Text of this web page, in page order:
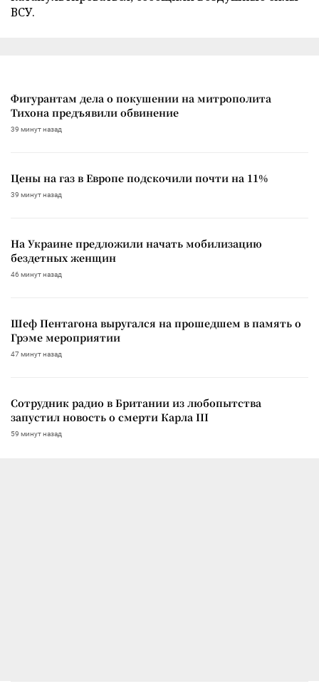
ВСУ.
Фигурантам дела о покушении на митрополита
Тихона предъявили обвинение
39 минут назад
Цены на газ в Европе подскочили почти на 11%
39 минут назад
На Украине предложили начать мобилизацию
бездетных женщин
46 минут назад
Шеф Пентагона выругался на прошедшем в память о
Грэме мероприятии
47 минут назад
Сотрудник радио в Британии из любопытства
запустил новость о смерти Карла III
59 минут назад